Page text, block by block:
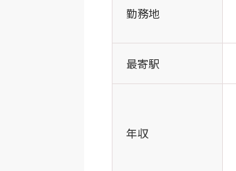
勤務地
最寄駅
年収